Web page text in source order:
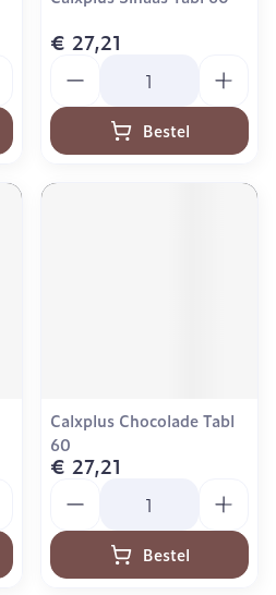
€ 27,21
Bestel
Calxplus Chocolade Tabl
60
€ 27,21
Bestel